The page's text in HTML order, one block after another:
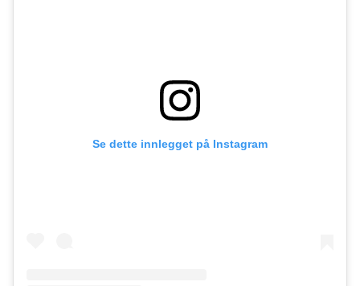
Se dette innlegget på Instagram